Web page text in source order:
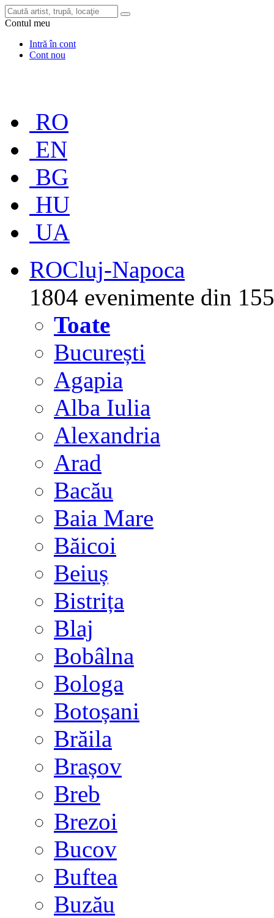
Contul meu
Intră în cont
Cont nou
RO
EN
BG
HU
UA
ROCluj-Napoca
1804 evenimente din
Toate
București
Agapia
Alba Iulia
Alexandria
Arad
Bacău
Baia Mare
Băicoi
Beiuș
Bistrița
Blaj
Bobâlna
Bologa
Botoșani
Brăila
Brașov
Breb
Brezoi
Bucov
Buftea
Buzău